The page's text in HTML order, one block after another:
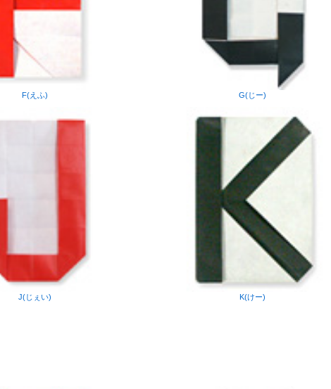
F(えふ) G(じー)
J(じぇい) K(けー)